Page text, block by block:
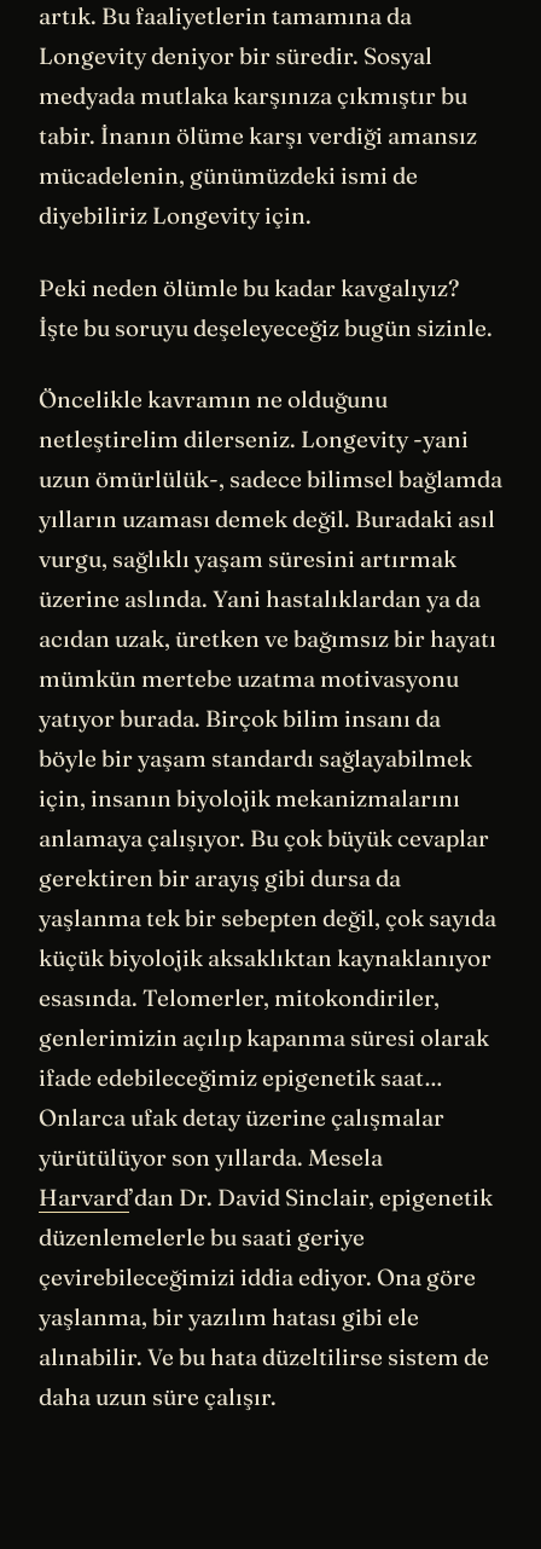
artık. Bu faaliyetlerin tamamına da
Longevity deniyor bir süredir. Sosyal
medyada mutlaka karşınıza çıkmıştır bu
tabir. İnanın ölüme karşı verdiği amansız
mücadelenin, günümüzdeki ismi de
diyebiliriz Longevity için.
Peki neden ölümle bu kadar kavgalıyız?
İşte bu soruyu deşeleyeceğiz bugün sizinle.
Öncelikle kavramın ne olduğunu
netleştirelim dilerseniz. Longevity -yani
uzun ömürlülük-, sadece bilimsel bağlamda
yılların uzaması demek değil. Buradaki asıl
vurgu, sağlıklı yaşam süresini artırmak
üzerine aslında. Yani hastalıklardan ya da
acıdan uzak, üretken ve bağımsız bir hayatı
mümkün mertebe uzatma motivasyonu
yatıyor burada. Birçok bilim insanı da
böyle bir yaşam standardı sağlayabilmek
için, insanın biyolojik mekanizmalarını
anlamaya çalışıyor. Bu çok büyük cevaplar
gerektiren bir arayış gibi dursa da
yaşlanma tek bir sebepten değil, çok sayıda
küçük biyolojik aksaklıktan kaynaklanıyor
esasında. Telomerler, mitokondiriler,
genlerimizin açılıp kapanma süresi olarak
ifade edebileceğimiz epigenetik saat…
Onlarca ufak detay üzerine çalışmalar
yürütülüyor son yıllarda. Mesela
Harvard’dan Dr. David Sinclair, epigenetik
düzenlemelerle bu saati geriye
çevirebileceğimizi iddia ediyor. Ona göre
yaşlanma, bir yazılım hatası gibi ele
alınabilir. Ve bu hata düzeltilirse sistem de
daha uzun süre çalışır.